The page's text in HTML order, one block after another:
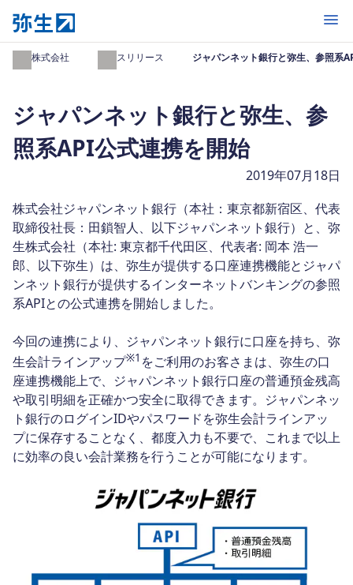
開く
弥生株式会社 プレスリリース ジャパンネット銀行と弥生、参照系
ジャパンネット銀行と弥生、参
照系API公式連携を開始
2019年07月18日
株式会社ジャパンネット銀行（本社：東京都新宿区、代表
取締役社長：田鎖智人、以下ジャパンネット銀行）と、弥
生株式会社（本社: 東京都千代田区、代表者: 岡本 浩一
郎、以下弥生）は、弥生が提供する口座連携機能とジャパ
ンネット銀行が提供するインターネットバンキングの参照
系APIとの公式連携を開始しました。
今回の連携により、ジャパンネット銀行に口座を持ち、弥
生会計ラインアップ※1 をご利用のお客さまは、弥生の口
座連携機能上で、ジャパンネット銀行口座の普通預金残高
や取引明細を正確かつ安全に取得できます。ジャパンネッ
ト銀行のログインIDやパスワードを弥生会計ラインアッ
プに保存することなく、都度入力も不要で、これまで以上
に効率の良い会計業務を行うことが可能になります。